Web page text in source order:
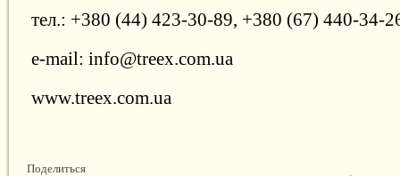
тел.: +380 (44) 423-30-89, +380 (67) 440-34-
e-mail: info@treex.com.ua
www.treex.com.ua
Поделиться